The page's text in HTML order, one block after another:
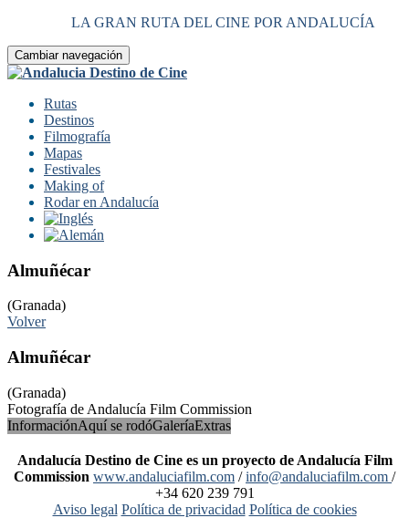
LA GRAN RUTA DEL CINE POR ANDALUCÍA
Cambiar navegación
Rutas
Destinos
Filmografía
Mapas
Festivales
Making of
Rodar en Andalucía
Almuñécar
(Granada)
Volver
Almuñécar
(Granada)
Fotografía de Andalucía Film Commission
InformaciónAquí se rodóGaleríaExtras
Andalucía Destino de Cine es un proyecto de Andalucía Film
Commission www.andaluciafilm.com /info@andaluciafilm.com /
+34 620 239 791
Aviso legal Política de privacidad Política de cookies